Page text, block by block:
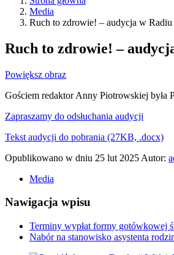
Media
Ruch to zdrowie! – audycja w
Ruch to zdrowie! –
Powiększ obraz
Gościem redaktor Anny Piotrowskiej była
Zapraszamy do odsłuchania audycji
Tekst audycji do pobrania (27KB, .docx)
Opublikowano w dniu 25 lut 2025 Autor:
Media
Nawigacja wpisu
Terminy wypłat formy gotówkowej
Nabór na stanowisko asystenta